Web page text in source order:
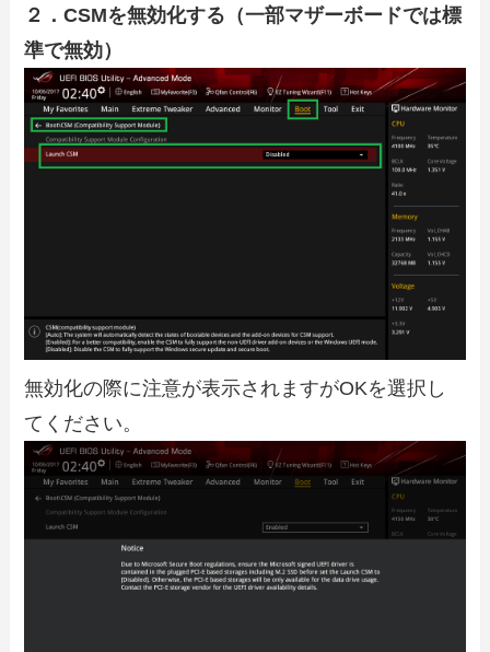
２．CSMを無効化する（一部マザーボードでは標
準で無効）
無効化の際に注意が表示されますがOKを選択し
てください。